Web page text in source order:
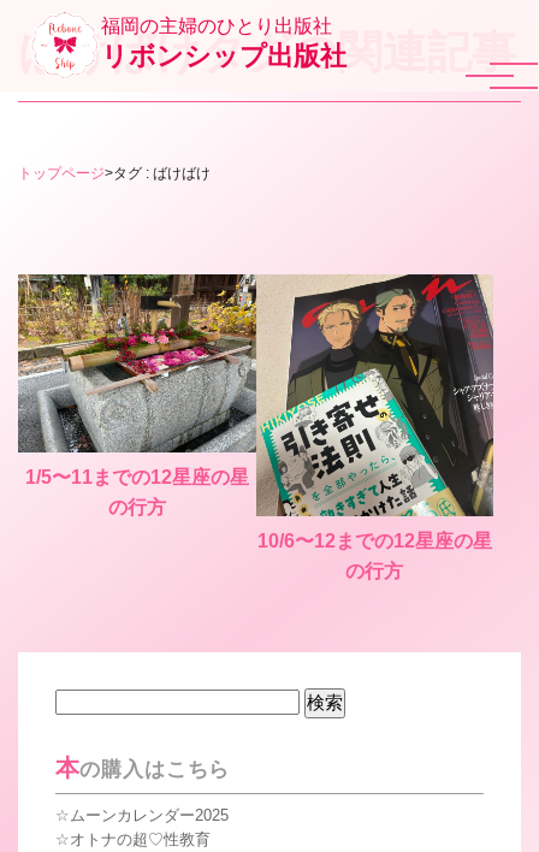
福岡の主婦のひとり出版社
リボンシップ出版社
ばけばけタグの関連記事
トップページ>タグ : ばけばけ
1/5〜11までの12星座の星
の行方
10/6〜12までの12星座の星
の行方
本の購入はこちら
ムーンカレンダー2025
オトナの超♡性教育